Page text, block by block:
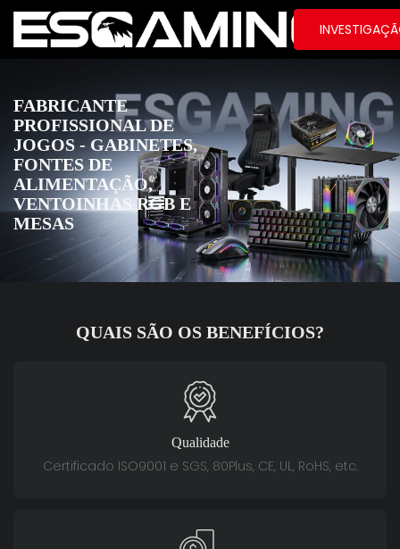
FABRICANTE
PROFISSIONAL DE
JOGOS - GABINETES,
FONTES DE
ALIMENTAÇÃO,
VENTOINHAS RGB E
MESAS
QUAIS SÃO OS BENEFÍCIOS?
Qualidade
Certificado ISO9001 e SGS, 80Plus, CE, UL, RoHS, etc.